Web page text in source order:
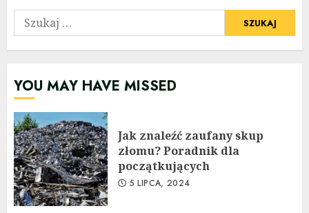
Szukaj:
YOU MAY HAVE MISSED
Jak znaleźć zaufany skup
złomu? Poradnik dla
początkujących
5 LIPCA, 2024